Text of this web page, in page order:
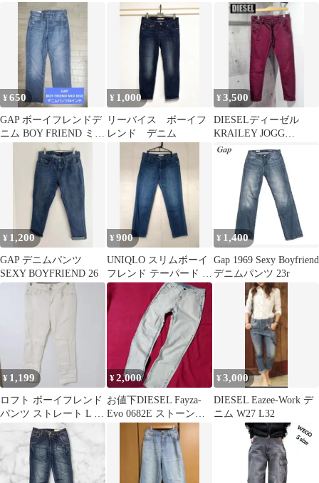
ストレッチ
¥650
GAP ボーイフレンドデ
ニム BOY FRIEND ミッ
ドライズデニムパンツ
¥ 1,000
リーバイス ボーイフ
レンド デニム
¥3,500
DIESELディーゼル
KRAILEY JOGG
BOYFRIENDジョグジ
¥ 1,200
GAP デニムパンツ
SEXY BOYFRIEND 26
¥900
UNIQLO スリムボーイ
フレンド テーパード 25
インチ(63.5cm)
¥ 1,400
Gap 1969 Sexy Boyfriend
デニムパンツ 23r
¥ 1,199
ロフト ボーイフレンド
パンツ ストレート L 白
デニム カジュアル お出
¥2,000
お値下DIESEL Fayza-
Evo 0682E ストーンウ
ォッシュ薄手デニム
¥3,000
DIESEL Eazee-Work デ
ニム W27 L32